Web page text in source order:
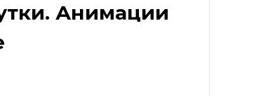
Анимации